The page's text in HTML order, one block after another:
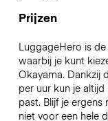
Prijzen
LuggageHero is de
waarbij je kunt
Okayama. Dankzij
per uur kun je
past. Blijf je
niet voor een hele